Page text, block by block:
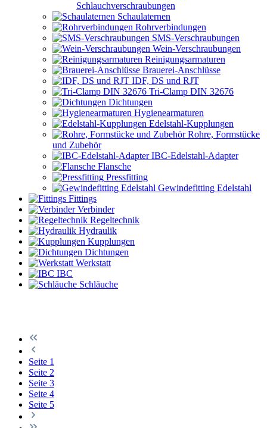
Schlauchverschraubungen
Schaulaternen
Rohrverbindungen
SMS-Verschraubungen
Wein-Verschraubungen
Reinigungsarmaturen
Brauerei-Anschlüsse
IDF, DS und RJT
Tri-Clamp DIN 32676
Dichtungen
Hygienearmaturen
Edelstahl-Kupplungen
Rohre, Formstücke
und Zubehör
IBC-Edelstahl-Adapter
Flansche
Pressfitting
Gewindefitting Edelstahl
Fittings
Verbinder
Regeltechnik
Hydraulik
Kupplungen
Dichtungen
Werkstatt
IBC
Schläuche
Seite 1
Seite 2
Seite 3
Seite 4
Seite 5